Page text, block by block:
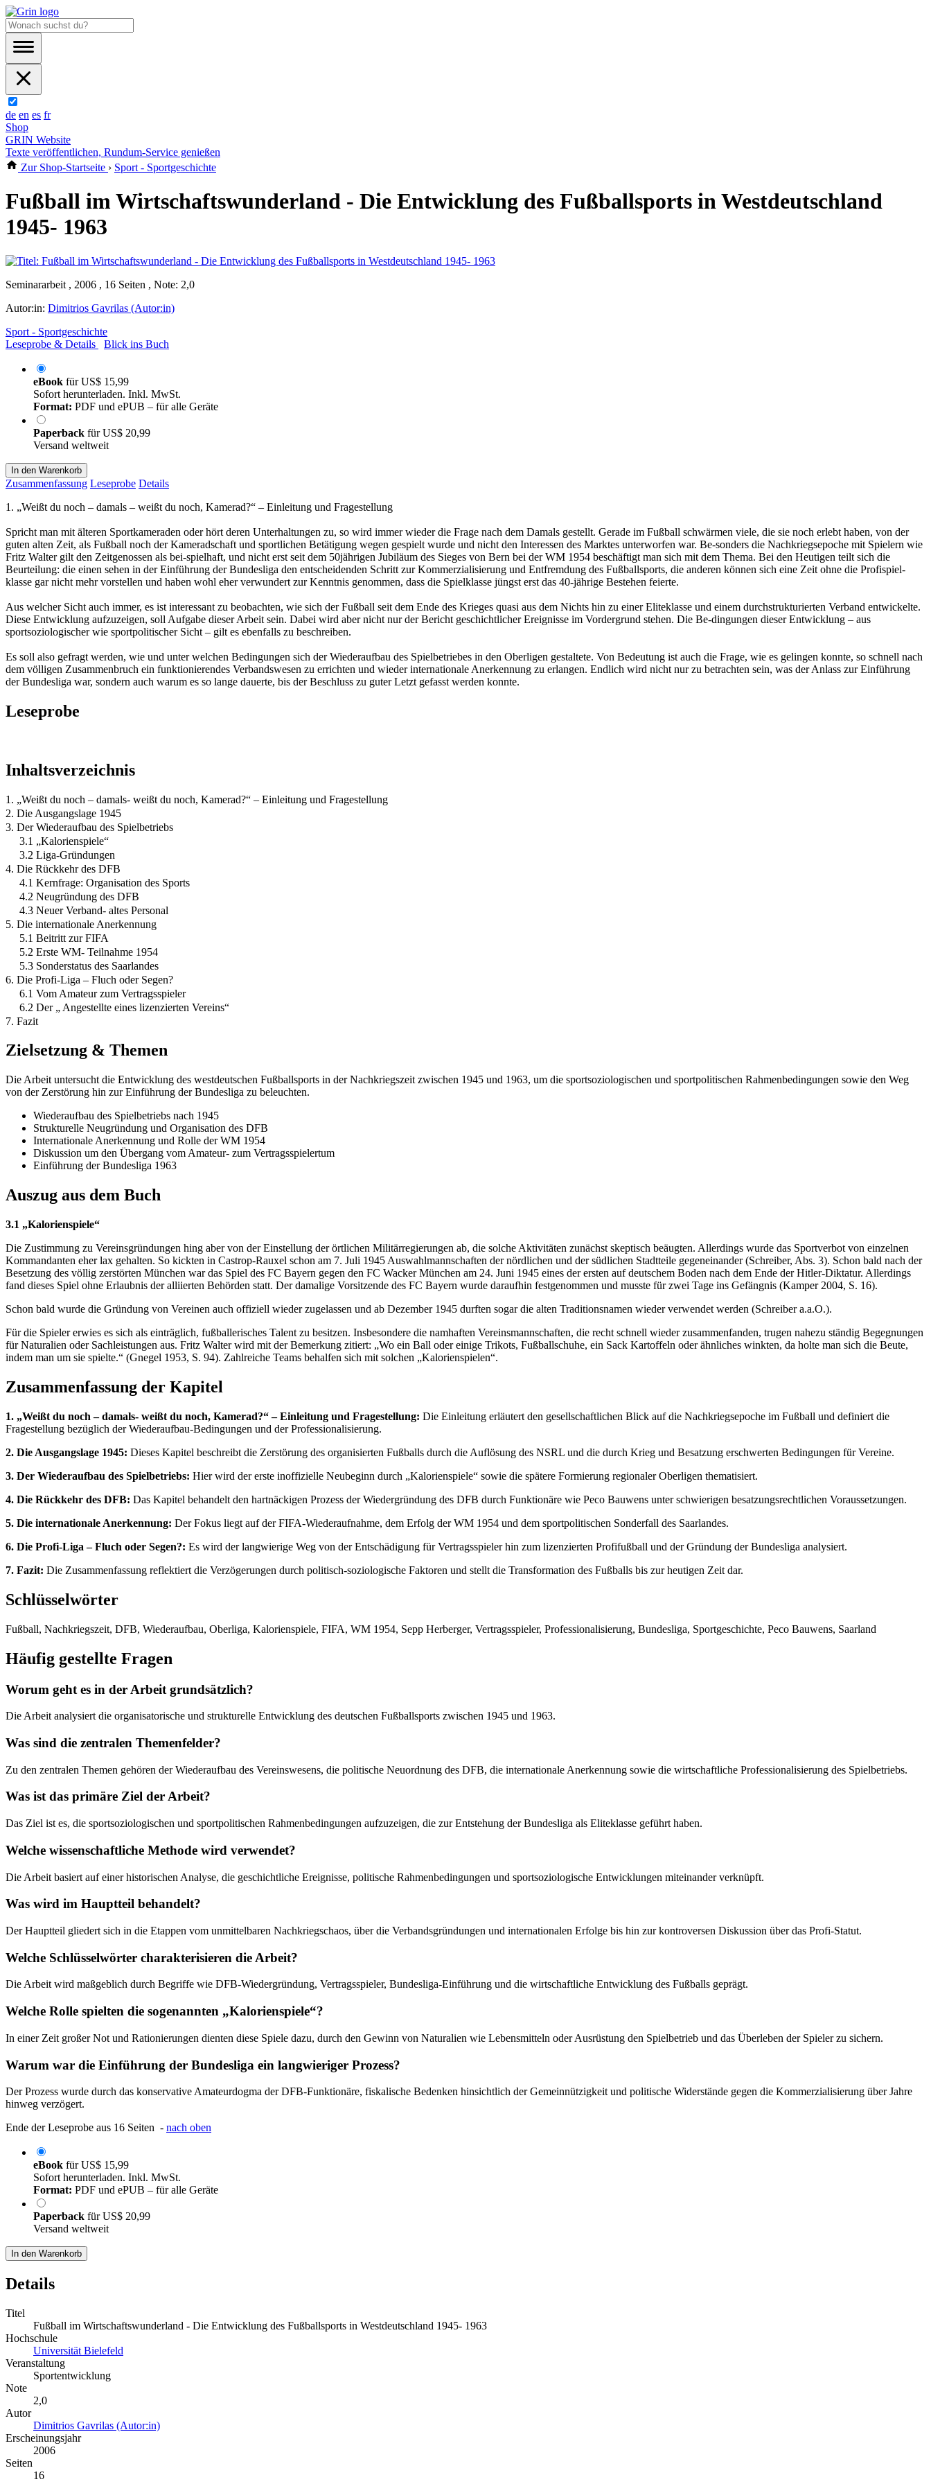
de en es fr
Shop
GRIN Website
Texte veröffentlichen, Rundum-Service genießen
Zur Shop-Startseite › Sport - Sportgeschichte
Fußball im Wirtschaftswunderland - Die Entwicklung des Fußballsports in Westdeutschland
1945- 1963
Seminararbeit , 2006 , 16 Seiten , Note: 2,0
Autor:in: Dimitrios Gavrilas (Autor:in)
Sport - Sportgeschichte
Leseprobe & Details
Blick ins Buch
eBook fürUS$ 15,99
Sofort herunterladen. Inkl. MwSt.
Format: PDF und ePUB – für alle Geräte
Paperback fürUS$ 20,99
Versand weltweit
In den Warenkorb
Zusammenfassung Leseprobe Details
1. „Weißt du noch – damals – weißt du noch, Kamerad?“ – Einleitung und Fragestellung
Spricht man mit älteren Sportkameraden oder hört deren Unterhaltungen zu, so wird immer wieder die Frage nach dem Damals gestellt. Gerade im Fußball schwärmen viele, die sie noch erlebt haben, von der
guten alten Zeit, als Fußball noch der Kameradschaft und sportlichen Betätigung wegen gespielt wurde und nicht den Interessen des Marktes unterworfen war. Be-sonders die Nachkriegsepoche mit Spielern wie
Fritz Walter gilt den Zeitgenossen als bei-spielhaft, und nicht erst seit dem 50jährigen Jubiläum des Sieges von Bern bei der WM 1954 beschäftigt man sich mit dem Thema. Bei den Heutigen teilt sich die
Beurteilung: die einen sehen in der Einführung der Bundesliga den entscheidenden Schritt zur Kommerzialisierung und Entfremdung des Fußballsports, die anderen können sich eine Zeit ohne die Profispiel-
klasse gar nicht mehr vorstellen und haben wohl eher verwundert zur Kenntnis genommen, dass die Spielklasse jüngst erst das 40-jährige Bestehen feierte.
Aus welcher Sicht auch immer, es ist interessant zu beobachten, wie sich der Fußball seit dem Ende des Krieges quasi aus dem Nichts hin zu einer Eliteklasse und einem durchstrukturierten Verband entwickelte.
Diese Entwicklung aufzuzeigen, soll Aufgabe dieser Arbeit sein. Dabei wird aber nicht nur der Bericht geschichtlicher Ereignisse im Vordergrund stehen. Die Be-dingungen dieser Entwicklung – aus
sportsoziologischer wie sportpolitischer Sicht – gilt es ebenfalls zu beschreiben.
Es soll also gefragt werden, wie und unter welchen Bedingungen sich der Wiederaufbau des Spielbetriebes in den Oberligen gestaltete. Von Bedeutung ist auch die Frage, wie es gelingen konnte, so schnell nach
dem völligen Zusammenbruch ein funktionierendes Verbandswesen zu errichten und wieder internationale Anerkennung zu erlangen. Endlich wird nicht nur zu betrachten sein, was der Anlass zur Einführung
der Bundesliga war, sondern auch warum es so lange dauerte, bis der Beschluss zu guter Letzt gefasst werden konnte.
Leseprobe
Inhaltsverzeichnis
1. „Weißt du noch – damals- weißt du noch, Kamerad?“ – Einleitung und Fragestellung
2. Die Ausgangslage 1945
3. Der Wiederaufbau des Spielbetriebs
3.1 „Kalorienspiele“
3.2 Liga-Gründungen
4. Die Rückkehr des DFB
4.1 Kernfrage: Organisation des Sports
4.2 Neugründung des DFB
4.3 Neuer Verband- altes Personal
5. Die internationale Anerkennung
5.1 Beitritt zur FIFA
5.2 Erste WM- Teilnahme 1954
5.3 Sonderstatus des Saarlandes
6. Die Profi-Liga – Fluch oder Segen?
6.1 Vom Amateur zum Vertragsspieler
6.2 Der „ Angestellte eines lizenzierten Vereins“
7. Fazit
Zielsetzung & Themen
Die Arbeit untersucht die Entwicklung des westdeutschen Fußballsports in der Nachkriegszeit zwischen 1945 und 1963, um die sportsoziologischen und sportpolitischen Rahmenbedingungen sowie den Weg
von der Zerstörung hin zur Einführung der Bundesliga zu beleuchten.
Wiederaufbau des Spielbetriebs nach 1945
Strukturelle Neugründung und Organisation des DFB
Internationale Anerkennung und Rolle der WM 1954
Diskussion um den Übergang vom Amateur- zum Vertragsspielertum
Einführung der Bundesliga 1963
Auszug aus dem Buch
3.1 „Kalorienspiele“
Die Zustimmung zu Vereinsgründungen hing aber von der Einstellung der örtlichen Militärregierungen ab, die solche Aktivitäten zunächst skeptisch beäugten. Allerdings wurde das Sportverbot von einzelnen
Kommandanten eher lax gehalten. So kickten in Castrop-Rauxel schon am 7. Juli 1945 Auswahlmannschaften der nördlichen und der südlichen Stadtteile gegeneinander (Schreiber, Abs. 3). Schon bald nach der
Besetzung des völlig zerstörten München war das Spiel des FC Bayern gegen den FC Wacker München am 24. Juni 1945 eines der ersten auf deutschem Boden nach dem Ende der Hitler-Diktatur. Allerdings
fand dieses Spiel ohne Erlaubnis der alliierten Behörden statt. Der damalige Vorsitzende des FC Bayern wurde daraufhin festgenommen und musste für zwei Tage ins Gefängnis (Kamper 2004, S. 16).
Schon bald wurde die Gründung von Vereinen auch offiziell wieder zugelassen und ab Dezember 1945 durften sogar die alten Traditionsnamen wieder verwendet werden (Schreiber a.a.O.).
Für die Spieler erwies es sich als einträglich, fußballerisches Talent zu besitzen. Insbesondere die namhaften Vereinsmannschaften, die recht schnell wieder zusammenfanden, trugen nahezu ständig Begegnungen
für Naturalien oder Sachleistungen aus. Fritz Walter wird mit der Bemerkung zitiert: „Wo ein Ball oder einige Trikots, Fußballschuhe, ein Sack Kartoffeln oder ähnliches winkten, da holte man sich die Beute,
indem man um sie spielte.“ (Gnegel 1953, S. 94). Zahlreiche Teams behalfen sich mit solchen „Kalorienspielen“.
Zusammenfassung der Kapitel
1. „Weißt du noch – damals- weißt du noch, Kamerad?“ – Einleitung und Fragestellung: Die Einleitung erläutert den gesellschaftlichen Blick auf die Nachkriegsepoche im Fußball und definiert die
Fragestellung bezüglich der Wiederaufbau-Bedingungen und der Professionalisierung.
2. Die Ausgangslage 1945: Dieses Kapitel beschreibt die Zerstörung des organisierten Fußballs durch die Auflösung des NSRL und die durch Krieg und Besatzung erschwerten Bedingungen für Vereine.
3. Der Wiederaufbau des Spielbetriebs: Hier wird der erste inoffizielle Neubeginn durch „Kalorienspiele“ sowie die spätere Formierung regionaler Oberligen thematisiert.
4. Die Rückkehr des DFB: Das Kapitel behandelt den hartnäckigen Prozess der Wiedergründung des DFB durch Funktionäre wie Peco Bauwens unter schwierigen besatzungsrechtlichen Voraussetzungen.
5. Die internationale Anerkennung: Der Fokus liegt auf der FIFA-Wiederaufnahme, dem Erfolg der WM 1954 und dem sportpolitischen Sonderfall des Saarlandes.
6. Die Profi-Liga – Fluch oder Segen?: Es wird der langwierige Weg von der Entschädigung für Vertragsspieler hin zum lizenzierten Profifußball und der Gründung der Bundesliga analysiert.
7. Fazit: Die Zusammenfassung reflektiert die Verzögerungen durch politisch-soziologische Faktoren und stellt die Transformation des Fußballs bis zur heutigen Zeit dar.
Schlüsselwörter
Fußball, Nachkriegszeit, DFB, Wiederaufbau, Oberliga, Kalorienspiele, FIFA, WM 1954, Sepp Herberger, Vertragsspieler, Professionalisierung, Bundesliga, Sportgeschichte, Peco Bauwens, Saarland
Häufig gestellte Fragen
Worum geht es in der Arbeit grundsätzlich?
Die Arbeit analysiert die organisatorische und strukturelle Entwicklung des deutschen Fußballsports zwischen 1945 und 1963.
Was sind die zentralen Themenfelder?
Zu den zentralen Themen gehören der Wiederaufbau des Vereinswesens, die politische Neuordnung des DFB, die internationale Anerkennung sowie die wirtschaftliche Professionalisierung des Spielbetriebs.
Was ist das primäre Ziel der Arbeit?
Das Ziel ist es, die sportsoziologischen und sportpolitischen Rahmenbedingungen aufzuzeigen, die zur Entstehung der Bundesliga als Eliteklasse geführt haben.
Welche wissenschaftliche Methode wird verwendet?
Die Arbeit basiert auf einer historischen Analyse, die geschichtliche Ereignisse, politische Rahmenbedingungen und sportsoziologische Entwicklungen miteinander verknüpft.
Was wird im Hauptteil behandelt?
Der Hauptteil gliedert sich in die Etappen vom unmittelbaren Nachkriegschaos, über die Verbandsgründungen und internationalen Erfolge bis hin zur kontroversen Diskussion über das Profi-Statut.
Welche Schlüsselwörter charakterisieren die Arbeit?
Die Arbeit wird maßgeblich durch Begriffe wie DFB-Wiedergründung, Vertragsspieler, Bundesliga-Einführung und die wirtschaftliche Entwicklung des Fußballs geprägt.
Welche Rolle spielten die sogenannten „Kalorienspiele“?
In einer Zeit großer Not und Rationierungen dienten diese Spiele dazu, durch den Gewinn von Naturalien wie Lebensmitteln oder Ausrüstung den Spielbetrieb und das Überleben der Spieler zu sichern.
Warum war die Einführung der Bundesliga ein langwieriger Prozess?
Der Prozess wurde durch das konservative Amateurdogma der DFB-Funktionäre, fiskalische Bedenken hinsichtlich der Gemeinnützigkeit und politische Widerstände gegen die Kommerzialisierung über Jahre
hinweg verzögert.
Ende der Leseprobe aus 16 Seiten - nach oben
eBook fürUS$ 15,99
Sofort herunterladen. Inkl. MwSt.
Format: PDF und ePUB – für alle Geräte
Paperback fürUS$ 20,99
Versand weltweit
In den Warenkorb
Details
Titel
Fußball im Wirtschaftswunderland - Die Entwicklung des Fußballsports in Westdeutschland 1945- 1963
Hochschule
Universität Bielefeld
Veranstaltung
Sportentwicklung
Note
2,0
Autor
Dimitrios Gavrilas (Autor:in)
Erscheinungsjahr
2006
Seiten
16